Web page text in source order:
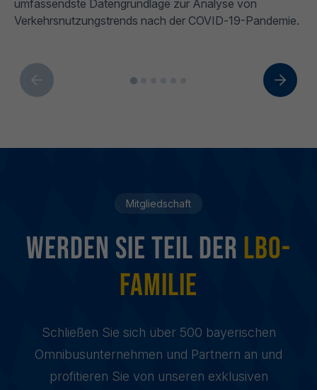
umfassendste Datengrundlage zur Analyse von
Verkehrsnutzungstrends nach der COVID‑19-Pandemie.
Mitgliedschaft
Werden sie Teil der LBO-
Familie
Schließen Sie sich über 500 bayerischen
Omnibusunternehmen und Partnern an und
profitieren Sie von unseren exklusiven